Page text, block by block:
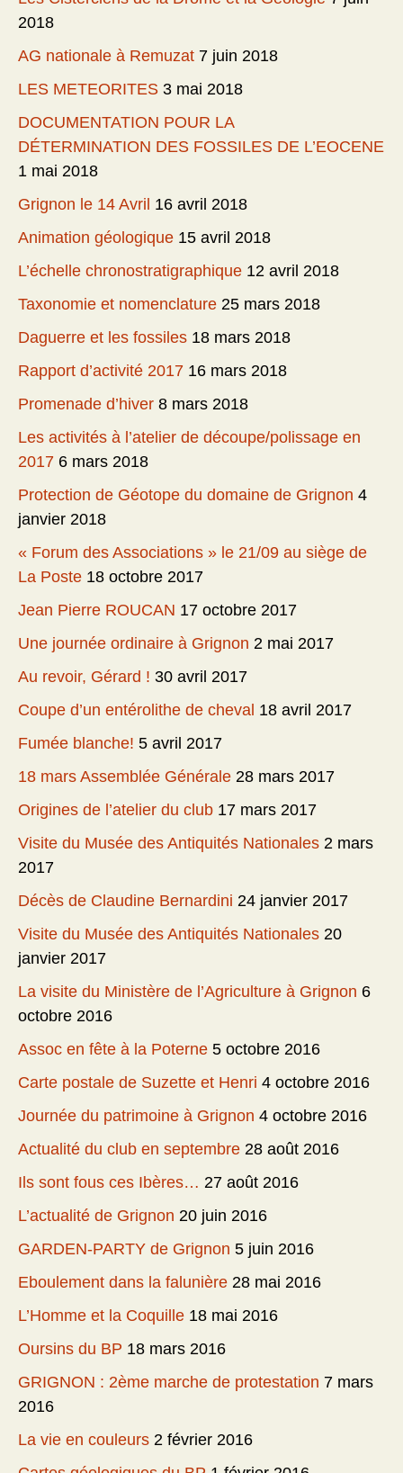
2018
AG nationale à Remuzat 7 juin 2018
LES METEORITES 3 mai 2018
DOCUMENTATION POUR LA
DÉTERMINATION DES FOSSILES DE L’EOCENE
1 mai 2018
Grignon le 14 Avril 16 avril 2018
Animation géologique 15 avril 2018
L’échelle chronostratigraphique 12 avril 2018
Taxonomie et nomenclature 25 mars 2018
Daguerre et les fossiles 18 mars 2018
Rapport d’activité 2017 16 mars 2018
Promenade d’hiver 8 mars 2018
Les activités à l’atelier de découpe/polissage en
2017 6 mars 2018
Protection de Géotope du domaine de Grignon 4
janvier 2018
« Forum des Associations » le 21/09 au siège de
La Poste 18 octobre 2017
Jean Pierre ROUCAN 17 octobre 2017
Une journée ordinaire à Grignon 2 mai 2017
Au revoir, Gérard ! 30 avril 2017
Coupe d’un entérolithe de cheval 18 avril 2017
Fumée blanche! 5 avril 2017
18 mars Assemblée Générale 28 mars 2017
Origines de l’atelier du club 17 mars 2017
Visite du Musée des Antiquités Nationales 2 mars
2017
Décès de Claudine Bernardini 24 janvier 2017
Visite du Musée des Antiquités Nationales 20
janvier 2017
La visite du Ministère de l’Agriculture à Grignon 6
octobre 2016
Assoc en fête à la Poterne 5 octobre 2016
Carte postale de Suzette et Henri 4 octobre 2016
Journée du patrimoine à Grignon 4 octobre 2016
Actualité du club en septembre 28 août 2016
Ils sont fous ces Ibères… 27 août 2016
L’actualité de Grignon 20 juin 2016
GARDEN-PARTY de Grignon 5 juin 2016
Eboulement dans la falunière 28 mai 2016
L’Homme et la Coquille 18 mai 2016
Oursins du BP 18 mars 2016
GRIGNON : 2ème marche de protestation 7 mars
2016
La vie en couleurs 2 février 2016